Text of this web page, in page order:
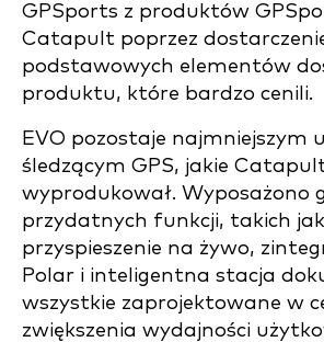
GPSports z produktów
Catapult poprzez
podstawowych elementów
produktu, które bardzo cenili.
EVO pozostaje najmniejszym
śledzącym GPS, jakie
wyprodukował. Wyposażono
przydatnych funkcji, takich jak
przyspieszenie na żywo,
Polar i inteligentna stacja
wszystkie zaprojektowane w
zwiększenia wydajności